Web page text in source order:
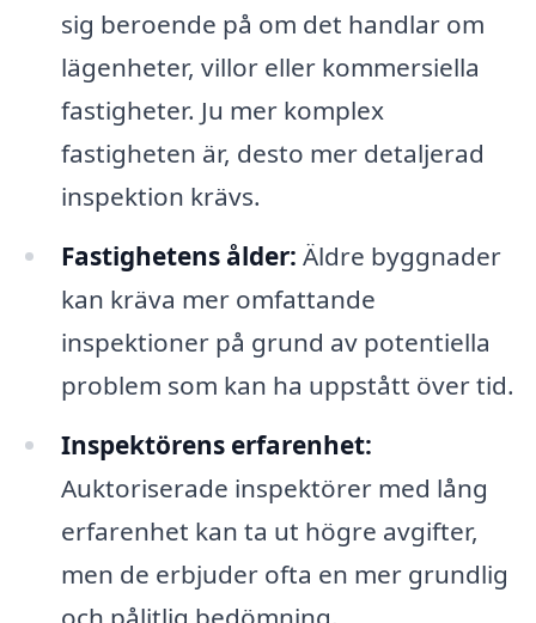
sig beroende på om det handlar om
lägenheter, villor eller kommersiella
fastigheter. Ju mer komplex
fastigheten är, desto mer detaljerad
inspektion krävs.
Fastighetens ålder: Äldre byggnader
kan kräva mer omfattande
inspektioner på grund av potentiella
problem som kan ha uppstått över tid.
Inspektörens erfarenhet:
Auktoriserade inspektörer med lång
erfarenhet kan ta ut högre avgifter,
men de erbjuder ofta en mer grundlig